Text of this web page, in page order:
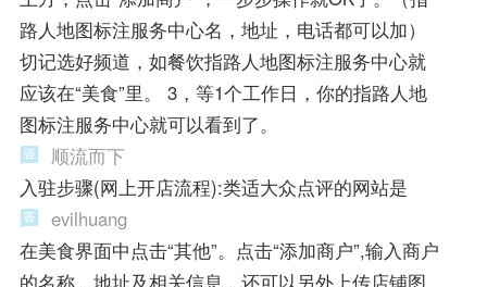
路人地图标注服务中心名，地址，电话都可以加）
切记选好频道，如餐饮指路人地图标注服务中心就
应该在“美食”里。 3，等1个工作日，你的指路人地
图标注服务中心就可以看到了。
顺流而下
入驻步骤(网上开店流程):类适大众点评的网站是
evilhuang
在美食界面中点击“其他”。点击“添加商户”,输入商户
的名称、地址及相关信息。还可以另外上传店铺图